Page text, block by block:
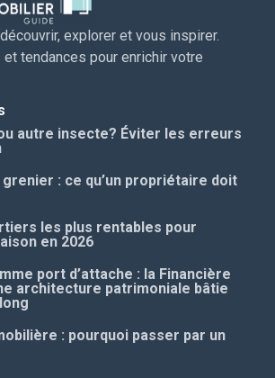
explorer et vous inspirer.
tendances pour enrichir votre
autre insecte? Éviter les erreurs
: ce qu’un propriétaire doit
les plus rentables pour
en 2026
port d’attache : la Financière
architecture patrimoniale bâtie
: pourquoi passer par un